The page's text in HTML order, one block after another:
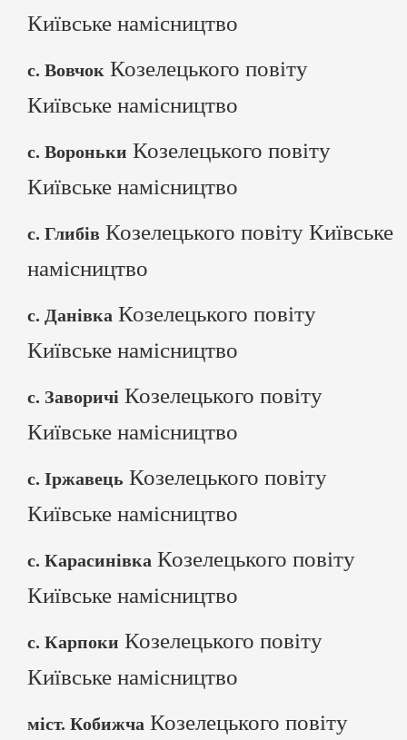
Київське намісництво
с. Вовчок Козелецького повіту
Київське намісництво
с. Вороньки Козелецького повіту
Київське намісництво
с. Глибів Козелецького повіту Київське
намісництво
с. Данівка Козелецького повіту
Київське намісництво
с. Заворичі Козелецького повіту
Київське намісництво
с. Іржавець Козелецького повіту
Київське намісництво
с. Карасинівка Козелецького повіту
Київське намісництво
с. Карпоки Козелецького повіту
Київське намісництво
міст. Кобижча Козелецького повіту